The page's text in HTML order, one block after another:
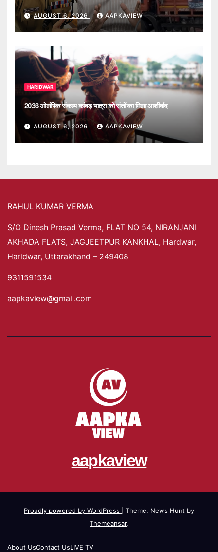
AUGUST 6, 2026 AAPKAVIEW
HARIDWAR
2036 ओलंपिक संकल्प कांवड़ यात्रा को संतों का मिला आशीर्वाद
AUGUST 6, 2026 AAPKAVIEW
RAHUL KUMAR VERMA
S/O Dinesh Prasad Verma, FLAT NO 54, NIRANJANI
AKHADA FLATS, JAGJEETPUR KANKHAL, Hardwar,
Haridwar, Uttarakhand – 249408
9311591534
aapkaview@gmail.com
aapkaview
Proudly powered by WordPress
Theme: News Hunt by
Themeansar.
About UsContact UsLIVE TV